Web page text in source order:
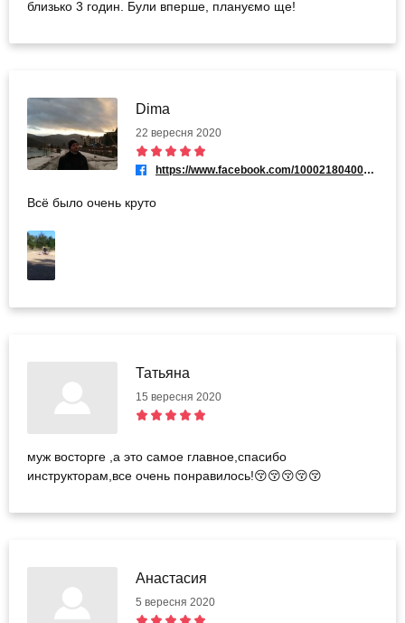
близько 3 годин. Були вперше, плануємо ще!
Dima
22 вересня 2020
https://www.facebook.com/100021804007899
Всё было очень круто
Татьяна
15 вересня 2020
муж восторге ,а это самое главное,спасибо
инструкторам,все очень понравилось!😚😚😚😚😚
Анастасия
5 вересня 2020